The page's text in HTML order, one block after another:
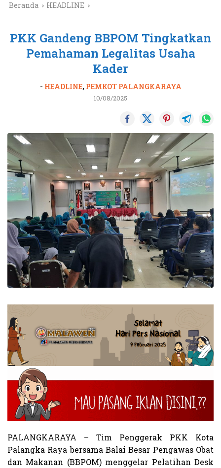
Beranda HEADLINE
PKK Gandeng BBPOM Tingkatkan
Pemahaman Legalitas Usaha
Kader
- HEADLINE, PEMKOT PALANGKARAYA
10/08/2025
PALANGKARAYA – Tim Penggerak PKK Kota
Palangka Raya bersama Balai Besar Pengawas Obat
dan Makanan (BBPOM) menggelar Pelatihan Desk